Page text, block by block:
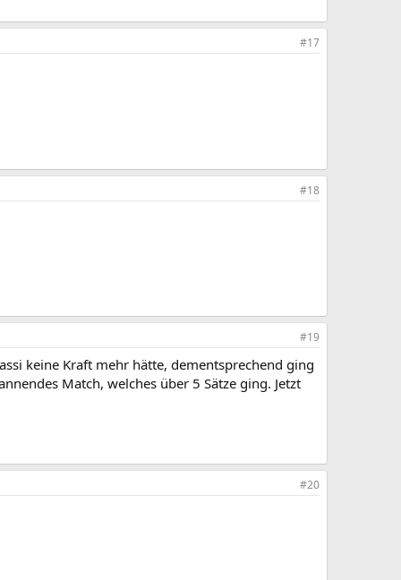
#17
#18
#19
keine Kraft mehr hätte, dementsprechend ging
Match, welches über 5 Sätze ging. Jetzt
#20